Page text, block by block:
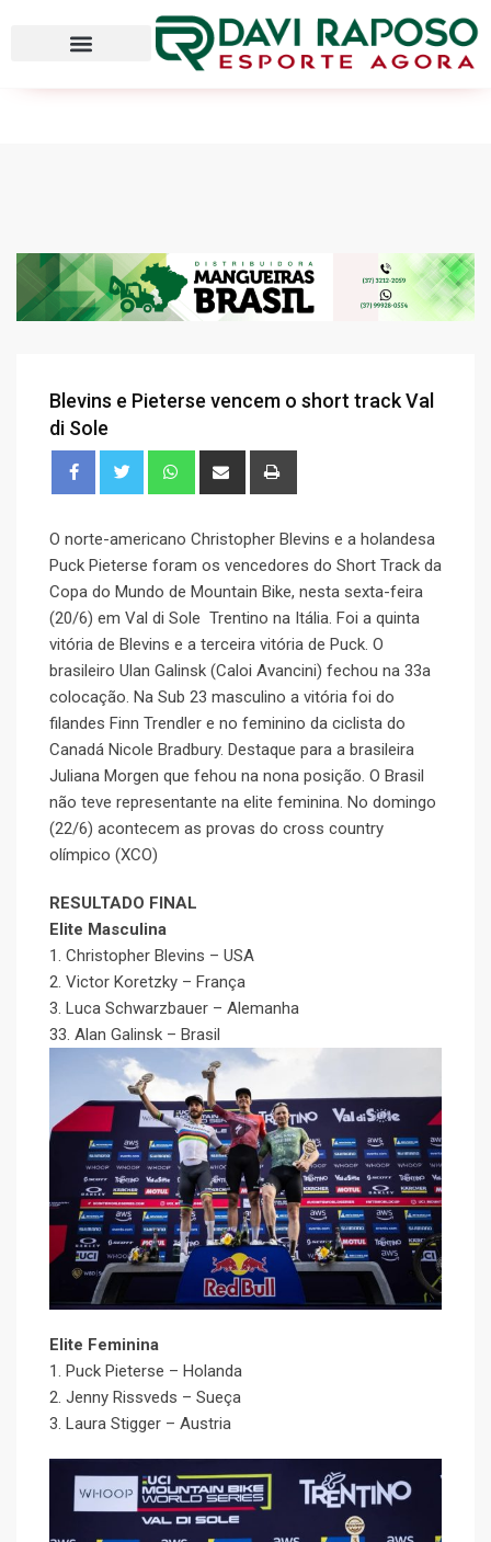
Blevins e Pieterse vencem o short track Val
di Sole
O norte-americano Christopher Blevins e a holandesa
Puck Pieterse foram os vencedores do Short Track da
Copa do Mundo de Mountain Bike, nesta sexta-feira
(20/6) em Val di Sole Trentino na Itália. Foi a quinta
vitória de Blevins e a terceira vitória de Puck. O
brasileiro Ulan Galinsk (Caloi Avancini) fechou na 33a
colocação. Na Sub 23 masculino a vitória foi do
filandes Finn Trendler e no feminino da ciclista do
Canadá Nicole Bradbury. Destaque para a brasileira
Juliana Morgen que fehou na nona posição. O Brasil
não teve representante na elite feminina. No domingo
(22/6) acontecem as provas do cross country
olímpico (XCO)
RESULTADO FINAL
Elite Masculina
1. Christopher Blevins – USA
2. Victor Koretzky – França
3. Luca Schwarzbauer – Alemanha
33. Alan Galinsk – Brasil
Elite Feminina
1. Puck Pieterse – Holanda
2. Jenny Rissveds – Sueça
3. Laura Stigger – Austria